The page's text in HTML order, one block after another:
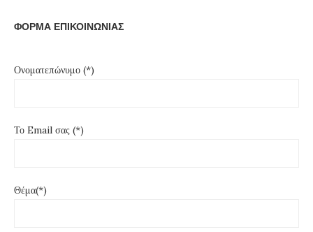
ΦΟΡΜΑ ΕΠΙΚΟΙΝΩΝΙΑΣ
Ονοματεπώνυμο (*)
Το Email σας (*)
Θέμα(*)